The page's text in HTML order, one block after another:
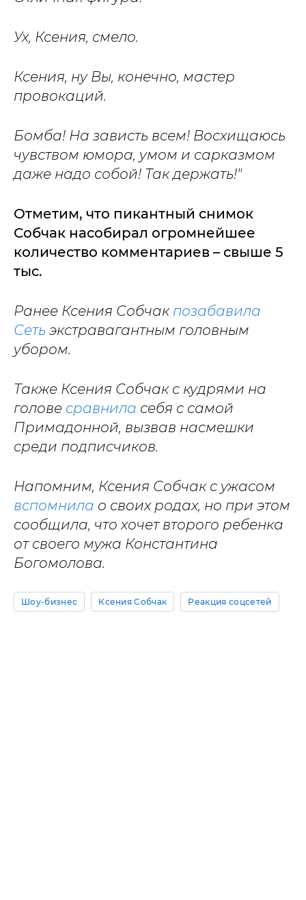
Ух, Ксения, смело.
Ксения, ну Вы, конечно, мастер
провокаций.
Бомба! На зависть всем! Восхищаюсь
чувством юмора, умом и сарказмом
даже надо собой! Так держать!"
Отметим, что пикантный снимок
Собчак насобирал огромнейшее
количество комментариев – свыше 5
тыс.
Ранее Ксения Собчак позабавила
Сеть экстравагантным головным
убором.
Также Ксения Собчак с кудрями на
голове сравнила себя с самой
Примадонной, вызвав насмешки
среди подписчиков.
Напомним, Ксения Собчак с ужасом
вспомнила о своих родах, но при этом
сообщила, что хочет второго ребенка
от своего мужа Константина
Богомолова.
Шоу-бизнес Ксения Собчак Реакция соцсетей